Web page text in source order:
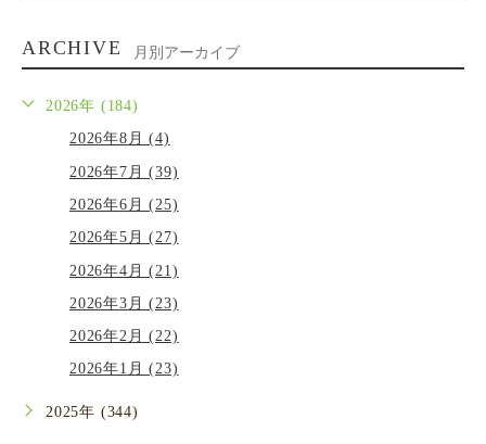
ARCHIVE 月別アーカイブ
2026年 (184)
2026年8月 (4)
2026年7月 (39)
2026年6月 (25)
2026年5月 (27)
2026年4月 (21)
2026年3月 (23)
2026年2月 (22)
2026年1月 (23)
2025年 (344)